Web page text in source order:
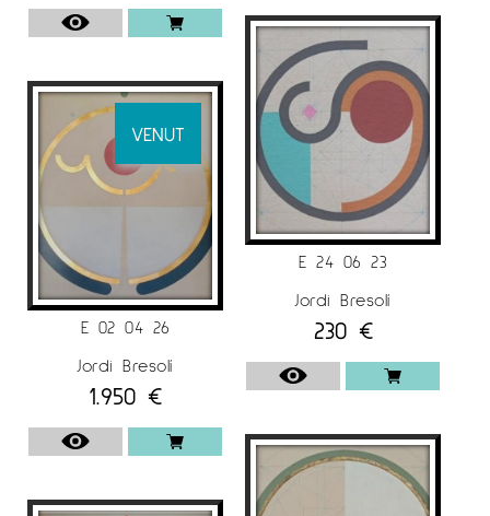
VENUT
E 02 04 26
Jordi Bresolí
1.950 €
E 24 06 23
Jordi Bresolí
230 €